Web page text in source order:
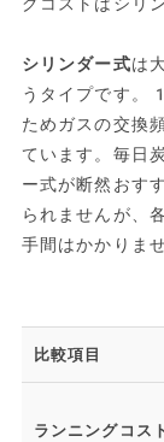
シリンダー式は
うタイプです
ためガスの交換
ています。毎日
ー式が断然おす
られませんが、
手間はかかりませ
比較項目
ランニングコス